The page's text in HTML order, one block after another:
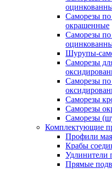
Саморезы по
окрашенные
Саморезы по
Шурупы-
Саморезы
Саморезы по
Саморезы
Саморезы
Саморезы
Комплектующие
Профили
Крабы
Удлинители
Прямые